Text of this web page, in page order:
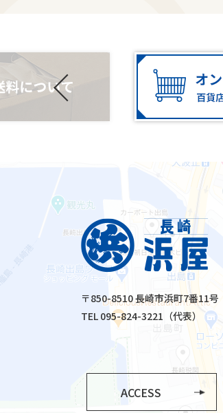
〒850-8510 長崎市浜町7番11号
TEL 095-824-3221（代表）
ACCESS